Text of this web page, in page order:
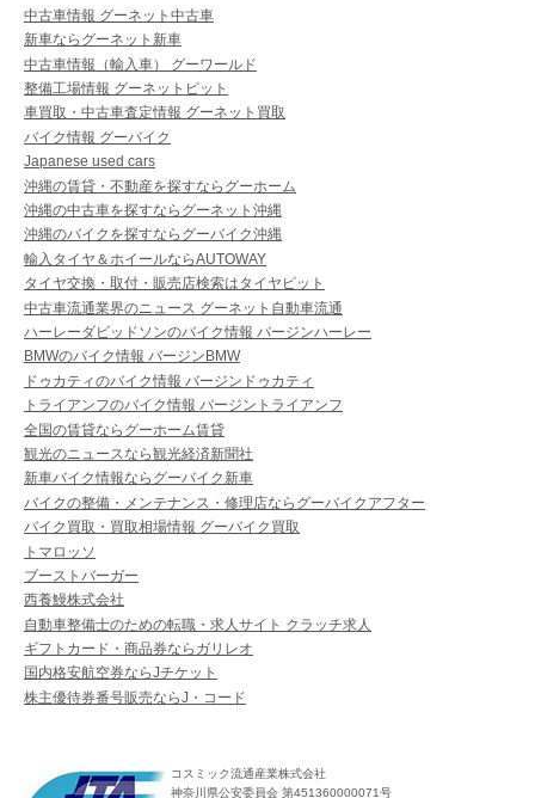
中古車情報 グーネット中古車
新車ならグーネット新車
中古車情報（輸入車） グーワールド
整備工場情報 グーネットピット
車買取・中古車査定情報 グーネット買取
バイク情報 グーバイク
Japanese used cars
沖縄の賃貸・不動産を探すならグーホーム
沖縄の中古車を探すならグーネット沖縄
沖縄のバイクを探すならグーバイク沖縄
輸入タイヤ＆ホイールならAUTOWAY
タイヤ交換・取付・販売店検索はタイヤピット
中古車流通業界のニュース グーネット自動車流通
ハーレーダビッドソンのバイク情報 バージンハーレー
BMWのバイク情報 バージンBMW
ドゥカティのバイク情報 バージンドゥカティ
トライアンフのバイク情報 バージントライアンフ
全国の賃貸ならグーホーム賃貸
観光のニュースなら観光経済新聞社
新車バイク情報ならグーバイク新車
バイクの整備・メンテナンス・修理店ならグーバイクアフター
バイク買取・買取相場情報 グーバイク買取
トマロッソ
ブーストバーガー
西養鰻株式会社
自動車整備士のための転職・求人サイト クラッチ求人
ギフトカード・商品券ならガリレオ
国内格安航空券ならJチケット
株主優待券番号販売ならJ・コード
コスミック流通産業株式会社
神奈川県公安委員会 第451360000071号